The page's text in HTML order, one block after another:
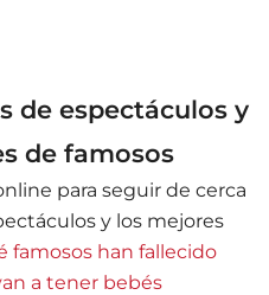
de espectáculos y
de famosos
para seguir de cerca
y los mejores
famosos han fallecido
a tener bebés